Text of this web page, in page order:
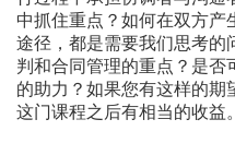
中抓住重点？如何在双方产
途径，都是需要我们思考的
判和合同管理的重点？是否
的助力？如果您有这样的期
这门课程之后有相当的收益。